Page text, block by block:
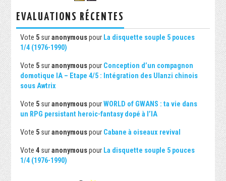
EVALUATIONS RÉCENTES
Vote 5 suranonymous pour La disquette souple 5 pouces
1/4 (1976-1990)
Vote 5 suranonymous pour Conception d’un compagnon
domotique IA – Etape 4/5 : Intégration des Ulanzi chinois
sous Awtrix
Vote 5 suranonymous pour WORLD of GWANS : ta vie dans
un RPG persistant heroic-fantasy dopé à l’IA
Vote 5 suranonymous pour Cabane à oiseaux revival
Vote4 suranonymous pour La disquette souple 5 pouces
1/4 (1976-1990)